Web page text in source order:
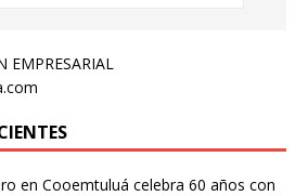
EMPRESARIAL
en Cooemtuluá celebra 60 años con